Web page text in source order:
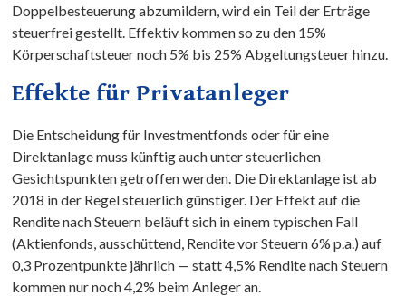
Doppelbesteuerung abzumildern, wird ein Teil der Erträge
steuerfrei gestellt. Effektiv kommen so zu den 15%
Körperschaftsteuer noch 5% bis 25% Abgeltungsteuer hinzu.
Effekte für Privatanleger
Die Entscheidung für Investmentfonds oder für eine
Direktanlage muss künftig auch unter steuerlichen
Gesichtspunkten getroffen werden. Die Direktanlage ist ab
2018 in der Regel steuerlich günstiger. Der Effekt auf die
Rendite nach Steuern beläuft sich in einem typischen Fall
(Aktienfonds, ausschüttend, Rendite vor Steuern 6% p.a.) auf
0,3 Prozentpunkte jährlich — statt 4,5% Rendite nach Steuern
kommen nur noch 4,2% beim Anleger an.